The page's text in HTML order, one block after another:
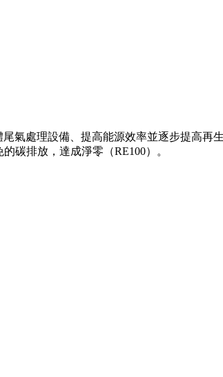
氣處理設備、提高能源效率並逐步提高再
碳排放，達成淨零（RE100）。